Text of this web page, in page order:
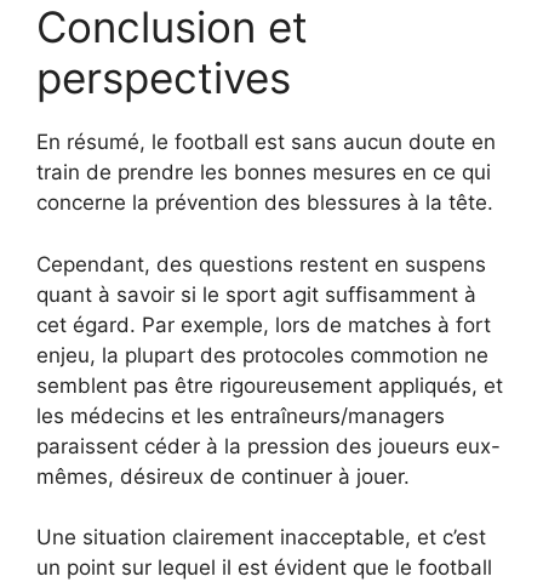
Conclusion et
perspectives
En résumé, le football est sans aucun doute en
train de prendre les bonnes mesures en ce qui
concerne la prévention des blessures à la tête.
Cependant, des questions restent en suspens
quant à savoir si le sport agit suffisamment à
cet égard. Par exemple, lors de matches à fort
enjeu, la plupart des protocoles commotion ne
semblent pas être rigoureusement appliqués, et
les médecins et les entraîneurs/managers
paraissent céder à la pression des joueurs eux-
mêmes, désireux de continuer à jouer.
Une situation clairement inacceptable, et c’est
un point sur lequel il est évident que le football